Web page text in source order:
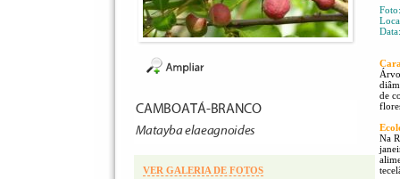
VER GALERIA DE FOTOS
de
Na